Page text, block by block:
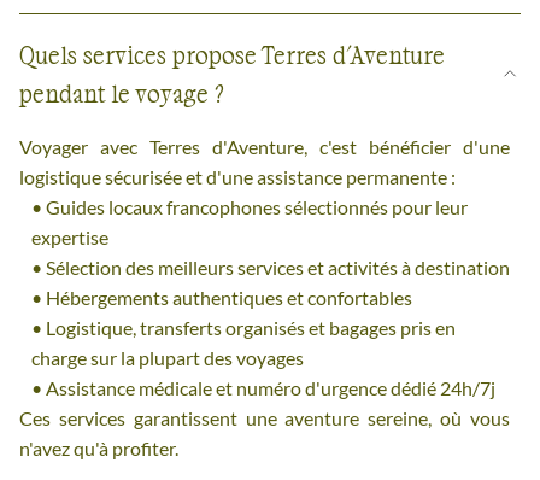
Quels services propose Terres d'Aventure
pendant le voyage ?
Voyager avec Terres d'Aventure, c'est bénéficier d'une
logistique sécurisée et d'une assistance permanente :
Guides locaux francophones sélectionnés pour leur
expertise
Sélection des meilleurs services et activités à destination
Hébergements authentiques et confortables
Logistique, transferts organisés et bagages pris en
charge sur la plupart des voyages
Assistance médicale et numéro d'urgence dédié 24h/7j
Ces services garantissent une aventure sereine, où vous
n'avez qu'à profiter.